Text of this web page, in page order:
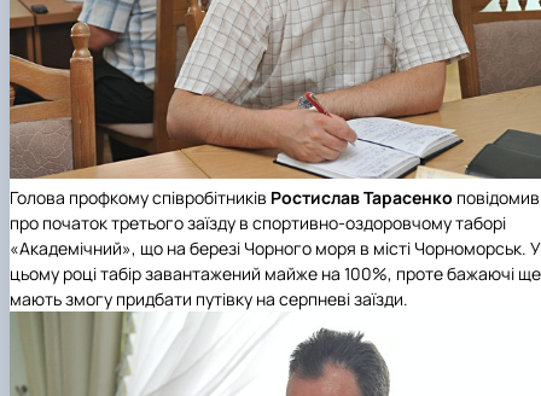
Голова профкому співробітників Ростислав Тарасенко повідомив
про початок третього заїзду в спортивно-оздоровчому таборі
«Академічний», що на березі Чорного моря в місті Чорноморськ. У
цьому році табір завантажений майже на 100%, проте бажаючі ще
мають змогу придбати путівку на серпневі заїзди.